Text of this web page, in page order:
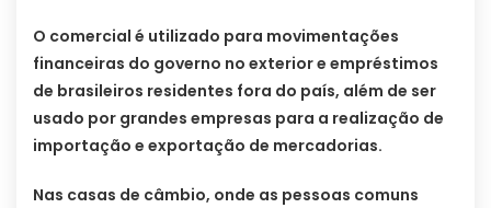
O comercial é utilizado para movimentações
financeiras do governo no exterior e empréstimos
de brasileiros residentes fora do país, além de ser
usado por grandes empresas para a realização de
importação e exportação de mercadorias.
Nas casas de câmbio, onde as pessoas comuns